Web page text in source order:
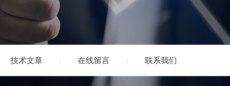
技术文章 在线留言 联系我们